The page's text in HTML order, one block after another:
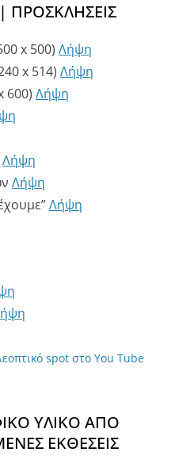
| ΠΡΟΣΚΛΗΣΕΙΣ
x 500) Λήψη
x 514) Λήψη
600) Λήψη
Λήψη
Λήψη
Λήψη
spot στο You Tube
ΥΛΙΚΟ ΑΠΟ
ΕΚΘΕΣΕΙΣ